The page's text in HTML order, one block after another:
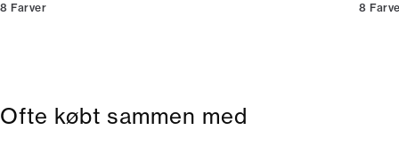
8 Farver
8
Ofte købt sammen med